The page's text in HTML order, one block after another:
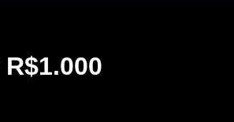
R$1.000